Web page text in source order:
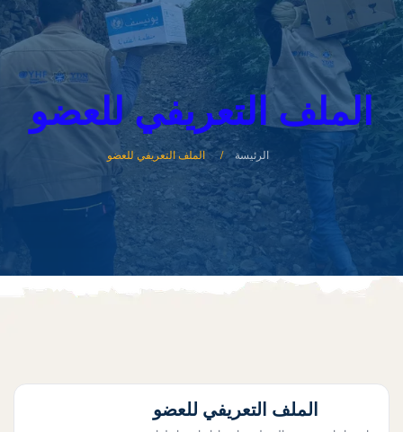
الملف التعريفي للعضو
الرئيسة الملف التعريفي للعضو
الملف التعريفي للعضو